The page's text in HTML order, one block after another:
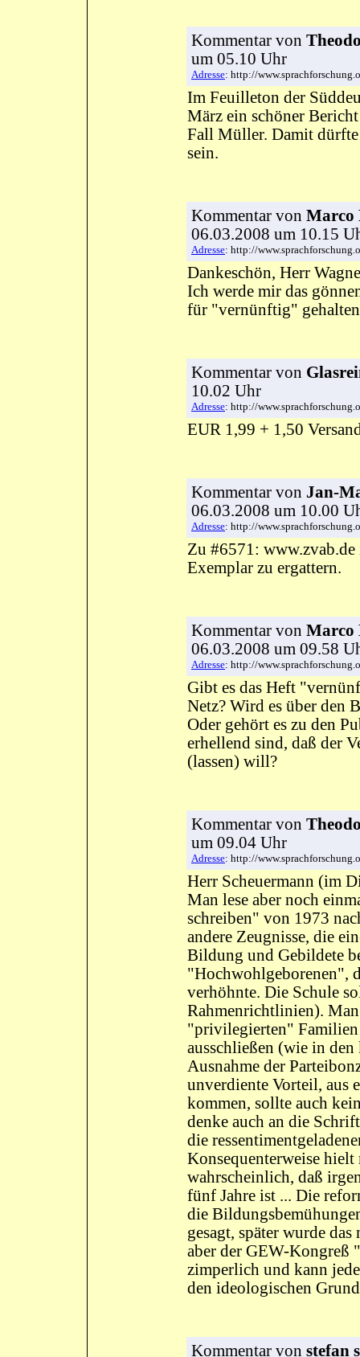
Kommentar von
um 05.10 Uhr
Adresse: http://
Im Feuilleton der
März ein schöner
Fall Müller. Damit dürfte
sein.
Kommentar von Marco
06.03.2008 um 10.15
Adresse: http://
Dankeschön, Herr
Ich werde mir das
für "vernünftig"
Kommentar von
10.02 Uhr
Adresse: http://
EUR 1,99 + 1,50
Kommentar von Jan-
06.03.2008 um 10.00
Adresse: http://
Zu #6571:
Exemplar zu ergattern.
Kommentar von Marco
06.03.2008 um 09.58
Adresse: http://
Gibt es das Heft
Netz? Wird es über den
Oder gehört es zu den
erhellend sind, daß der
(lassen) will?
Kommentar von
um 09.04 Uhr
Adresse: http://
Herr Scheuermann (im
Man lese aber noch
schreiben" von 1973
andere Zeugnisse, die
Bildung und Gebildete
"Hochwohlgeborenen",
verhöhnte. Die Schule
Rahmenrichtlinien).
"privilegierten"
ausschließen (wie in
Ausnahme der
unverdiente Vorteil, aus
kommen, sollte auch
denke auch an die
die
Konsequenterweise
wahrscheinlich, daß
fünf Jahre ist ... Die
die
gesagt, später wurde
aber der GEW-Kongreß
zimperlich und kann
den ideologischen
Kommentar von stefan